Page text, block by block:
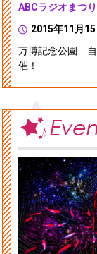
ABCラジオまつ
2015年11月
万博記念公園 自
催！